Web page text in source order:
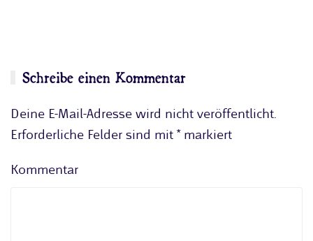
Schreibe einen Kommentar
Deine E-Mail-Adresse wird nicht veröffentlicht.
Erforderliche Felder sind mit *markiert
Kommentar